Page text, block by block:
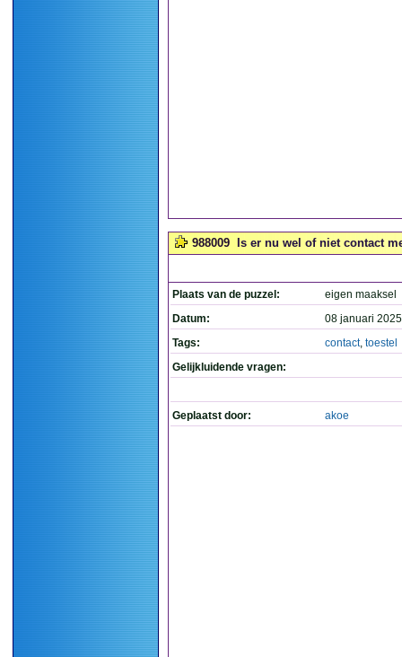
988009 Is er nu wel of niet contact
Plaats van de puzzel:
eigen maaksel
Datum:
08 januari
Tags:
contact, toestel
Gelijkluidende vragen:
Geplaatst door: akoe